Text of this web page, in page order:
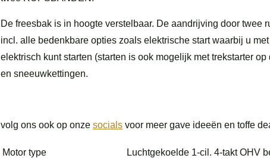
De freesbak is in hoogte verstelbaar. De aandrijving door twee
incl. alle bedenkbare opties zoals elektrische start waarbij u
elektrisch kunt starten (starten is ook mogelijk met trekstarter
en sneeuwkettingen.
volg ons ook op onze socials voor meer gave ideeën en toffe
Motor type
Luchtgekoelde 1-cil. 4-takt OHV